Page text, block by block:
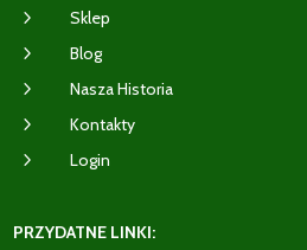
5 Sklep
5 Blog
5 Nasza Historia
5 Kontakty
5 Login
PRZYDATNE LINKI: